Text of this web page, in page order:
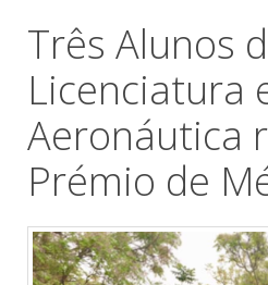
Três Alunos
Licenciatura
Aeronáutica
Prémio de